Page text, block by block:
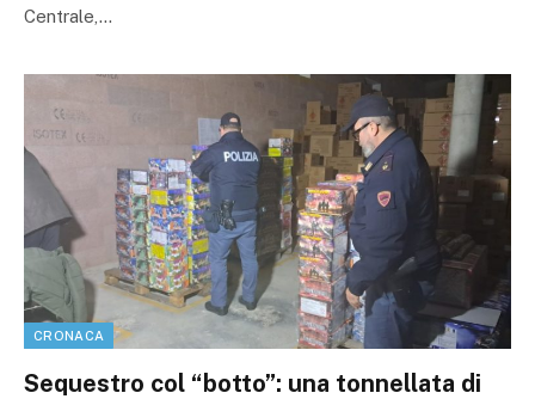
Centrale,…
CRONACA
Sequestro col “botto”: una tonnellata di